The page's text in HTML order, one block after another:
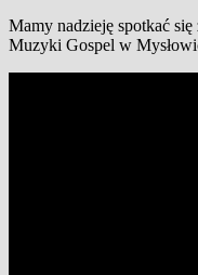
Mamy nadzieję spotkać
Muzyki Gospel w